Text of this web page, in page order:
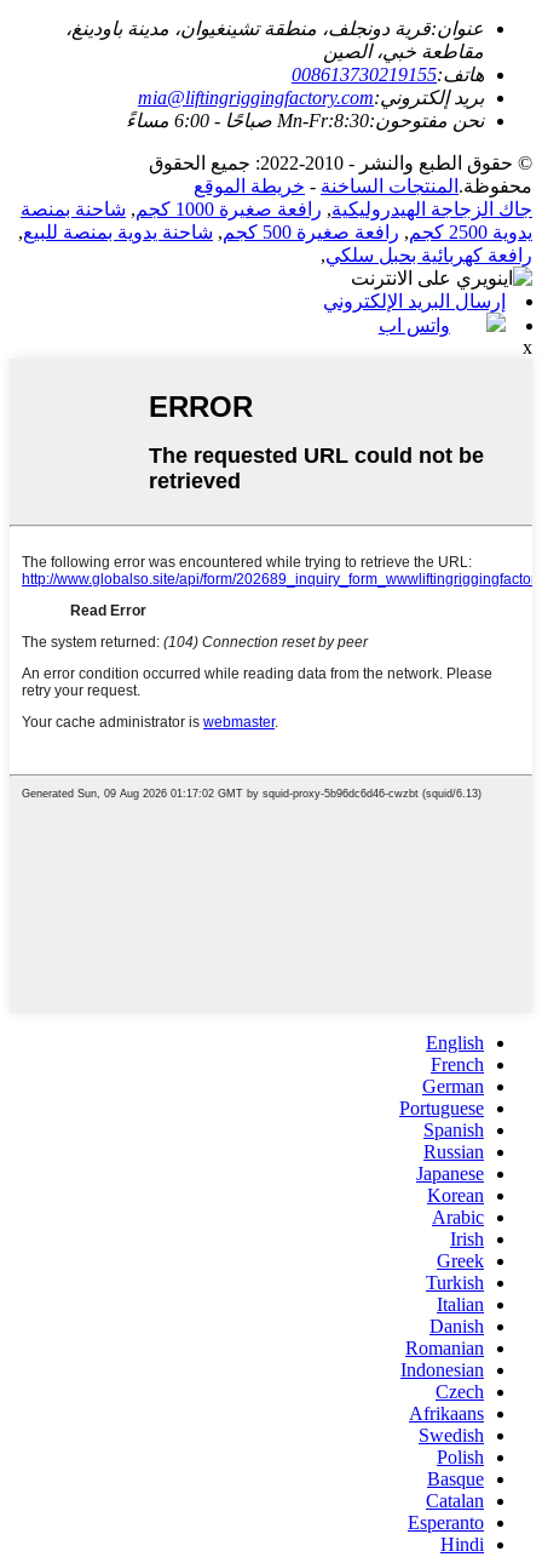
عنوان:قرية دونجلف، منطقة تشينغيوان، مدينة باودينغ،
مقاطعة خبي، الصين
هاتف:008613730219155
بريد إلكتروني:mia@liftingriggingfactory.com
نحن مفتوحون:Mn-Fr:8:30 صباحًا - 6:00 مساءً
© حقوق الطبع والنشر - 2010-2022: جميع الحقوق
محفوظة. المنتجات الساخنة - خريطة الموقع
جاك الزجاجة الهيدروليكية, رافعة صغيرة 1000 كجم , شاحنة بمنصة
يدوية 2500 كجم
, رافعة صغيرة 500 كجم , شاحنة يدوية بمنصة للبيع,
رافعة كهربائية بحبل سلكي,
إرسال البريد الإلكتروني
واتس اب
x
English
French
German
Portuguese
Spanish
Russian
Japanese
Korean
Arabic
Irish
Greek
Turkish
Italian
Danish
Romanian
Indonesian
Czech
Afrikaans
Swedish
Polish
Basque
Catalan
Esperanto
Hindi